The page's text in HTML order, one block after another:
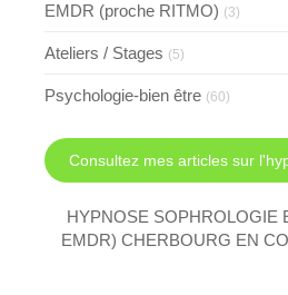
EMDR (proche RITMO) (3)
Ateliers / Stages (5)
Psychologie-bien être (60)
Consultez mes articles sur
HYPNOSE SOPHROLOGIE
EMDR) CHERBOURG EN